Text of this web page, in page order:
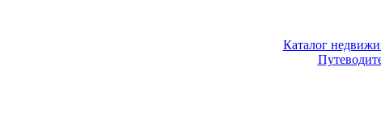
Каталог